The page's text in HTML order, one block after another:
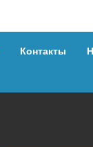
Контакты